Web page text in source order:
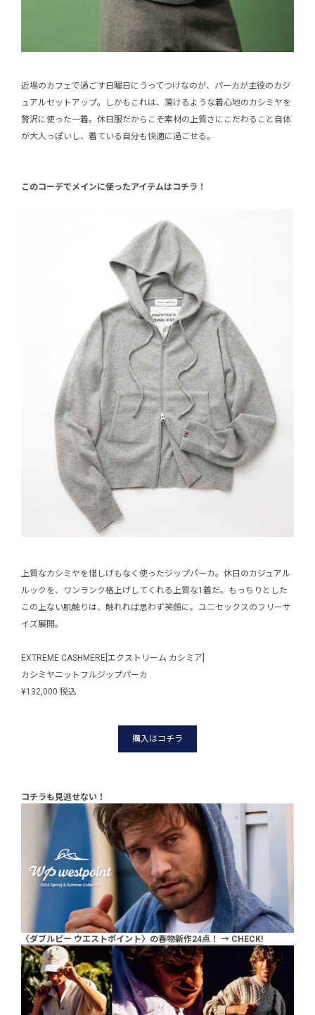
近場のカフェで過ごす日曜日にうってつけなのが、パーカが主役のカジ
ュアルセットアップ。しかもこれは、蕩けるような着心地のカシミヤを
贅沢に使った一着。休日服だからこそ素材の上質さにこだわること自体
が大人っぽいし、着ている自分も快適に過ごせる。
このコーデでメインに使ったアイテムはコチラ！
上質なカシミヤを惜しげもなく使ったジップパーカ。休日のカジュアル
ルックを、ワンランク格上げしてくれる上質な1着だ。もっちりとした
この上ない肌触りは、触れれば思わず笑顔に。ユニセックスのフリーサ
イズ展開。
EXTREME CASHMERE[エクストリーム カシミア]
カシミヤニットフルジップパーカ
¥132,000 税込
購入はコチラ
コチラも見逃せない！
〈ダブルピー ウエストポイント〉の春物新作24点！ → CHECK!